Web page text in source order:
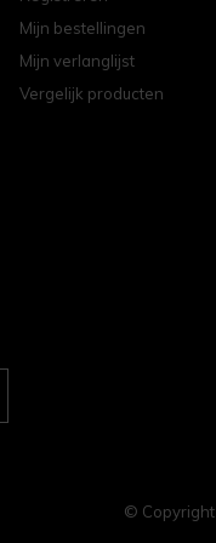
Mijn bestellingen
Mijn verlanglijst
Vergelijk producten
© Copyright